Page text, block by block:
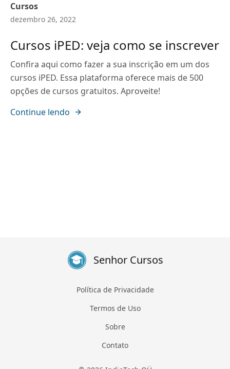
Cursos
dezembro 26, 2022
Cursos iPED: veja como se inscrever
Confira aqui como fazer a sua inscrição em um dos
cursos iPED. Essa plataforma oferece mais de 500
opções de cursos gratuitos. Aproveite!
Continue lendo
Senhor Cursos
Política de Privacidade
Termos de Uso
Sobre
Contato